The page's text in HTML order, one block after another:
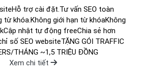
trợ cài đặt.Tư vấn SEO toàn
từ khóa.Không giới hạn từ khóaKhông
nhật tự động freeChia sẻ hơn
số SEO websiteTẶNG GÓI TRAFFIC
THÁNG ~1,5 TRIỆU ĐỒNG
Xem chi tiết